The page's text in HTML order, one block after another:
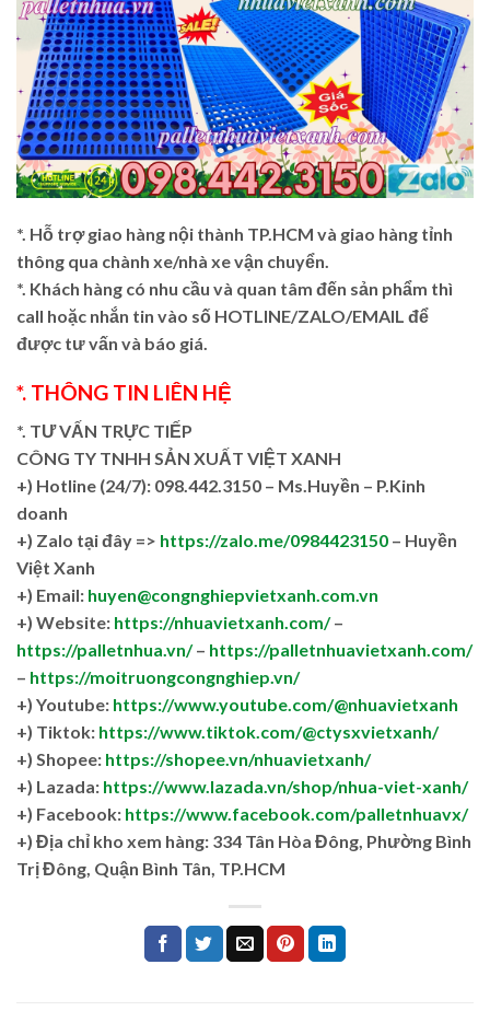
*. Hỗ trợ giao hàng nội thành TP.HCM và giao hàng tỉnh
thông qua chành xe/nhà xe vận chuyển.
*. Khách hàng có nhu cầu và quan tâm đến sản phẩm thì
call hoặc nhắn tin vào số HOTLINE/ZALO/EMAIL để
được tư vấn và báo giá.
*. THÔNG TIN LIÊN HỆ
*. TƯ VẤN TRỰC TIẾP
CÔNG TY TNHH SẢN XUẤT VIỆT XANH
+) Hotline (24/7): 098.442.3150 – Ms.Huyền – P.Kinh
doanh
+) Zalo tại đây => https://zalo.me/0984423150 – Huyền
Việt Xanh
+) Email: huyen@congnghiepvietxanh.com.vn
+) Website: https://nhuavietxanh.com/–
https://palletnhua.vn/– https://palletnhuavietxanh.com/
– https://moitruongcongnghiep.vn/
+) Youtube: https://www.youtube.com/@nhuavietxanh
+) Tiktok: https://www.tiktok.com/@ctysxvietxanh/
+) Shopee: https://shopee.vn/nhuavietxanh/
+) Lazada: https://www.lazada.vn/shop/nhua-viet-xanh/
+) Facebook: https://www.facebook.com/palletnhuavx/
+) Địa chỉ kho xem hàng: 334 Tân Hòa Đông, Phường Bình
Trị Đông, Quận Bình Tân, TP.HCM